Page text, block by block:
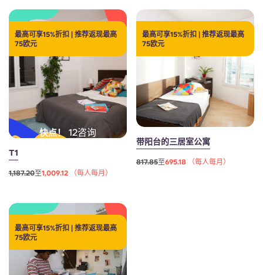
Italian
Portuguese
最高可享15%折扣 | 推荐返现最高
75欧元
快点！ 12咨询
T1
1,187.20至1,009.12 （每人每月）
最高可享15%折扣 | 推荐返现最高
75欧元
带阳台的三居室公寓
817.85至695.18 （每人每月）
最高可享15%折扣 | 推荐返现最高
75欧元